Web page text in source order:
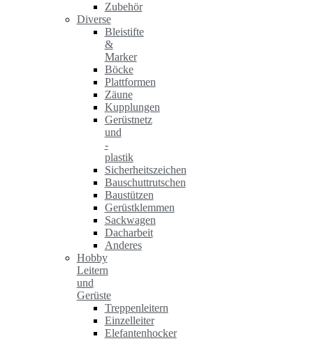
Zubehör
Diverse
Bleistifte
&
Marker
Böcke
Plattformen
Zäune
Kupplungen
Gerüstnetz
und
-
plastik
Sicherheitszeichen
Bauschuttrutschen
Baustützen
Gerüstklemmen
Sackwagen
Dacharbeit
Anderes
Hobby
Leitern
und
Gerüste
Treppenleitern
Einzelleiter
Elefantenhocker